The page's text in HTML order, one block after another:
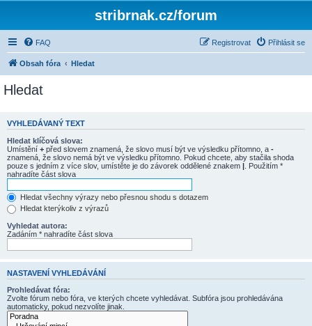
stribrnak.cz/forum
FAQ Přihlásit se
Registrovat
Obsah fóra Hledat
Hledat
VYHLEDÁVANÝ TEXT
Hledat klíčová slova:
Umístění + před slovem znamená, že slovo musí být ve výsledku přítomno, a -
znamená, že slovo nemá být ve výsledku přítomno. Pokud chcete, aby stačila shoda
pouze s jedním z více slov, umístěte je do závorek oddělené znakem | . Použitím *
nahradíte část slova
Hledat všechny výrazy nebo přesnou shodu s dotazem
Hledat kterýkoliv z výrazů
Vyhledat autora:
Zadáním * nahradíte část slova
NASTAVENÍ VYHLEDÁVÁNÍ
Prohledávat fóra:
Zvolte fórum nebo fóra, ve kterých chcete vyhledávat. Subfóra jsou prohledávána
automaticky, pokud nezvolíte jinak.